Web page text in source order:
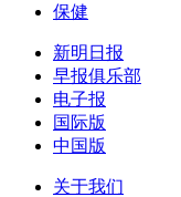
保健
新明日报
早报俱乐部
电子报
国际版
中国版
关于我们